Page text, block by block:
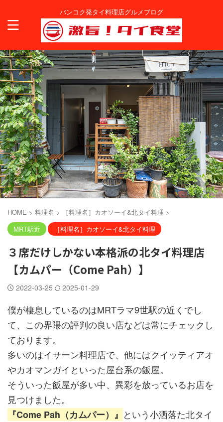
バンコク発タイ料理店グルメブログ
HOME > 料理名 > ［料理名］カオソーイ&北タイ料理 >
MRT駅近
［料理名］カオソーイ&北タイ料理
３席だけしかない本格派の北タイ料理店
【カムパー（Come Pah）】
2022-03-25 2025-01-29
僕が棲息しているのはMRTラマ9世駅の近くでし
て、この界隈の評判の良い店などは常にチェックし
ております。
多いのはイサーン料理店で、他にはクイッティアオ
やカオマンガイといった屋台系の飯屋。
そういった飯屋が多い中、異彩を放っているお店を
見つけました。
『Come Pah（カムパー）』 という小洒落た北タイ